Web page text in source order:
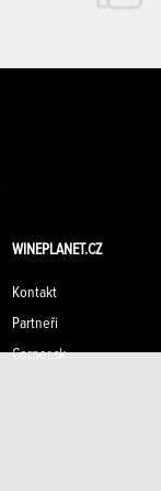
WINEPLANET.CZ
Kontakt
Partneři
Corner.sk